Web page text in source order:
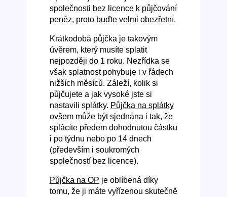
společnosti bez licence k půjčování
peněz, proto buďte velmi obezřetní.
Krátkodobá půjčka je takovým
úvěrem, který musíte splatit
nejpozději do 1 roku. Nezřídka se
však splatnost pohybuje i v řádech
nižších měsíců. Záleží, kolik si
půjčujete a jak vysoké jste si
nastavili splátky. Půjčka na splátky
ovšem může být sjednána i tak, že
splácíte předem dohodnutou částku
i po týdnu nebo po 14 dnech
(především i soukromých
společností bez licence).
Půjčka na OP je oblíbená díky
tomu, že ji máte vyřízenou skutečně